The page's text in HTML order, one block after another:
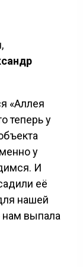
«Аллея
теперь у
у
И
её
нашей
выпала